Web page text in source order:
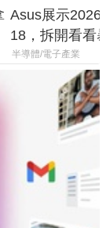
Asus展示2026
18，拆開看看
半導體/電子產業